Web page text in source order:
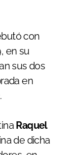
con
en su
sus dos
en
Raquel
de dicha